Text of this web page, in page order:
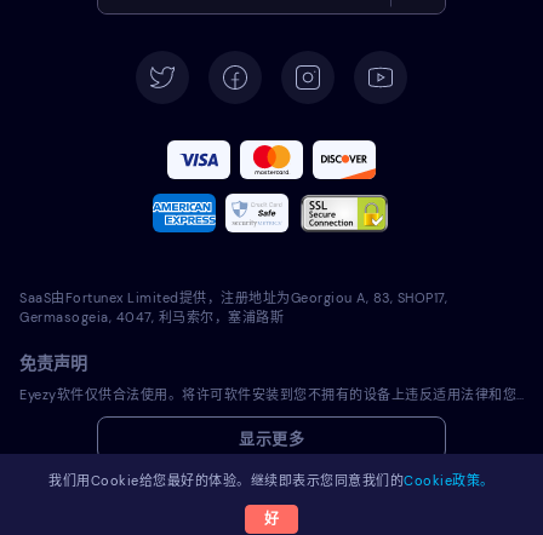
Deutsch
Español
Français
Português
Polski
Română
SaaS由Fortunex Limited提供，注册地址为Georgiou A, 83, SHOP17,
Germasogeia, 4047, 利马索尔，塞浦路斯
免责声明
Eyezy软件仅供合法使用。将许可软件安装到您不拥有的设备上违反适用法律和您当地的司法管辖区法律。法律通常会要求您通知您打算在其上安装许可软件的设备的所有者。违反此项可能会对违反者造成严重的金钱和刑事处罚。在安装和使用许可软件之前，您应该咨询自己的法律顾问，了解在您的司法管辖区内使用许可软件的合法性。您对将许可软件安装到此类设备上全权负责，您知道Eyezy不能承担责任。
显示更多
© 2026 Eyezy。版权所有。
我们用Cookie给您最好的体验。继续即表示您同意我们的Cookie政策。
好